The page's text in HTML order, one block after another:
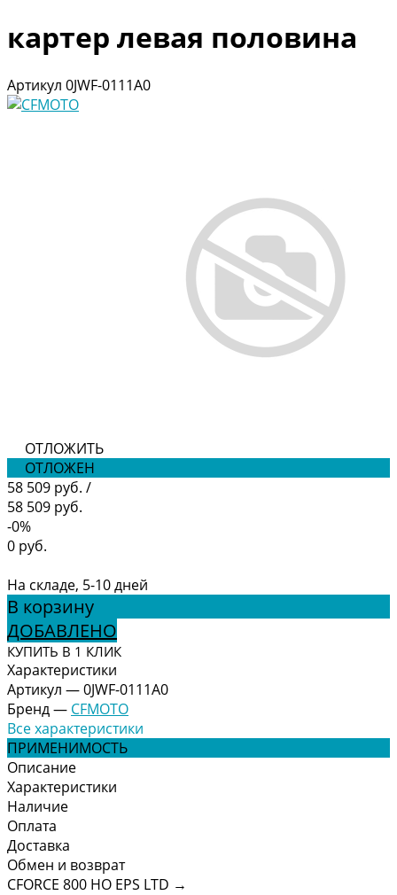
картер левая половина
Артикул 0JWF-0111A0
ОТЛОЖИТЬ
ОТЛОЖЕН
58 509 руб. /
58 509 руб.
-0%
0 руб.
На складе, 5-10 дней
В корзину
ДОБАВЛЕНО
КУПИТЬ В 1 КЛИК
Характеристики
Артикул —0JWF-0111A0
Бренд— CFMOTO
Все характеристики
ПРИМЕНИМОСТЬ
Описание
Характеристики
Наличие
Оплата
Доставка
Обмен и возврат
CFORCE 800 HO EPS LTD →